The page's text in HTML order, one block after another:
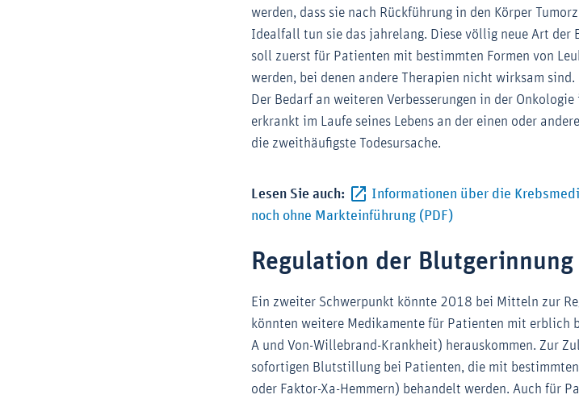
werden, dass sie nach Rückführung in den Körper
Idealfall tun sie das jahrelang. Diese völlig neue Art der
soll zuerst für Patienten mit bestimmten Formen von
werden, bei denen andere Therapien nicht wirksam sind.
Der Bedarf an weiteren Verbesserungen in der
erkrankt im Laufe seines Lebens an der einen oder
die zweithäufigste Todesursache.
Lesen Sie auch:
Informationen über die
noch ohne Markteinführung (PDF)Externer-Link (Öffnet
Regulation der Blutgerinnung
Ein zweiter Schwerpunkt könnte 2018 bei Mitteln zur
könnten weitere Medikamente für Patienten mit erblich
A und Von-Willebrand-Krankheit) herauskommen. Zur
sofortigen Blutstillung bei Patienten, die mit
oder Faktor-Xa-Hemmern) behandelt werden. Auch für